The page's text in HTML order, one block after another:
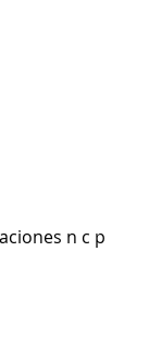
n c p